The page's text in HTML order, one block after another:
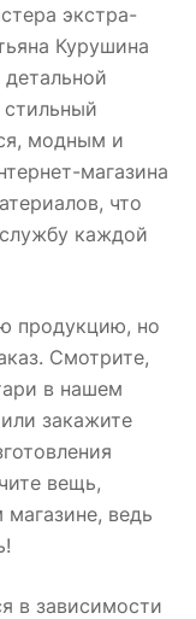
экстра-
Курушина
модным и
магазина
что
каждой
продукцию, но
Смотрите,
в нашем
закажите
вещь,
ведь
в зависимости